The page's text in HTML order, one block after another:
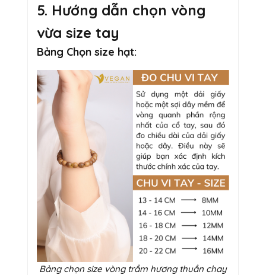
5. Hướng dẫn chọn vòng
vừa size tay
Bảng Chọn size hạt:
Bảng chọn size vòng trầm hương thuần chay